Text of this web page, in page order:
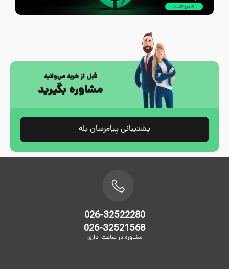
قبل از خرید می‌وانید
مشاوره بگیرید
پشتیبانی پیامرسان بله
026-32522280
026-32521568
مشاوره در ساعت اداری